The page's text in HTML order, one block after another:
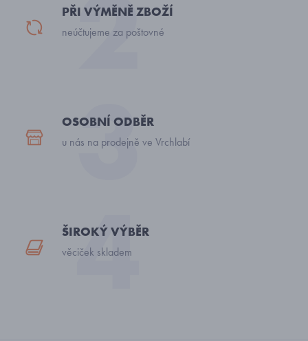
PŘI VÝMĚNĚ ZBOŽÍ
neúčtujeme za poštovné
OSOBNÍ ODBĚR
u nás na prodejně ve Vrchlabí
ŠIROKÝ VÝBĚR
věciček skladem